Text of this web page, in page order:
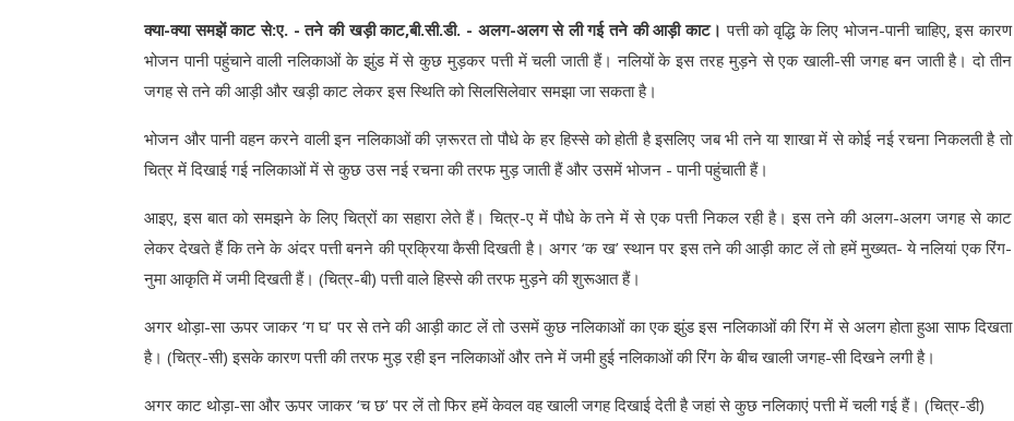
क्या-क्या समझें काट से:ए. - तने की खड़ी काट,बी.सी.डी. - अलग-अलग से ली गई तने की आड़ी काट। पत्ती को वृद्धि के लिए भोजन-पानी चाहिए, इस कारण
भोजन पानी पहुंचाने वाली नलिकाओं के झुंड में से कुछ मुड़कर पत्ती में चली जाती हैं। नलियों के इस तरह मुड़ने से एक खाली-सी जगह बन जाती है। दो तीन
जगह से तने की आड़ी और खड़ी काट लेकर इस स्थिति को सिलसिलेवार समझा जा सकता है।
भोजन और पानी वहन करने वाली इन नलिकाओं की ज़रूरत तो पौधे के हर हिस्से को होती है इसलिए जब भी तने या शाखा में से कोई नई रचना निकलती है तो
चित्र में दिखाई गई नलिकाओं में से कुछ उस नई रचना की तरफ मुड़ जाती हैं और उसमें भोजन - पानी पहुंचाती हैं।
आइए, इस बात को समझने के लिए चित्रों का सहारा लेते हैं। चित्र-ए में पौधे के तने में से एक पत्ती निकल रही है। इस तने की अलग-अलग जगह से काट
लेकर देखते हैं कि तने के अंदर पत्ती बनने की प्रक्रिया कैसी दिखती है। अगर ‘क ख’ स्थान पर इस तने की आड़ी काट लें तो हमें मुख्यत- ये नलियां एक रिंग-
नुमा आकृति में जमी दिखती हैं। (चित्र-बी) पत्ती वाले हिस्से की तरफ मुड़ने की शुरूआत हैं।
अगर थोड़ा-सा ऊपर जाकर ‘ग घ’ पर से तने की आड़ी काट लें तो उसमें कुछ नलिकाओं का एक झुंड इस नलिकाओं की रिंग में से अलग होता हुआ साफ दिखता
है। (चित्र-सी) इसके कारण पत्ती की तरफ मुड़ रही इन नलिकाओं और तने में जमी हुई नलिकाओं की रिंग के बीच खाली जगह-सी दिखने लगी है।
अगर काट थोड़ा-सा और ऊपर जाकर ‘च छ’ पर लें तो फिर हमें केवल वह खाली जगह दिखाई देती है जहां से कुछ नलिकाएं पत्ती में चली गई हैं। (चित्र-डी)